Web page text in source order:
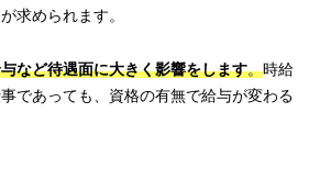
求められます。
など待遇面に大きく影響をします。時給
であっても、資格の有無で給与が変わる